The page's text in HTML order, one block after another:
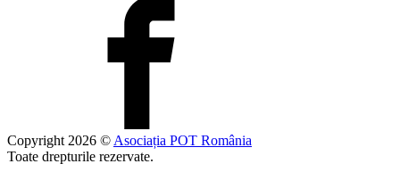
Copyright 2026 © Asociația POT România
Toate drepturile rezervate.